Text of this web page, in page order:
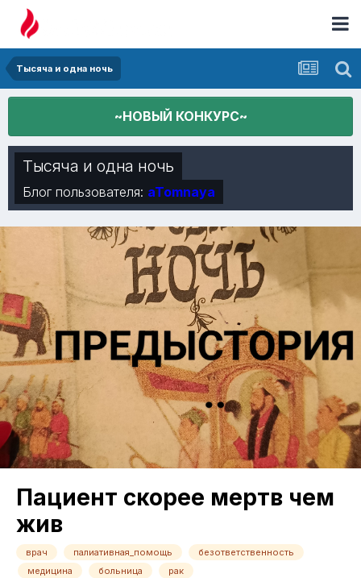
Тысяча и одна ночь
~НОВЫЙ КОНКУРС~
Тысяча и одна ночь
Блог пользователя: aTomnaya
Пациент скорее мертв чем
жив
врач палиативная_помощь
безответственность
медицина
больница рак